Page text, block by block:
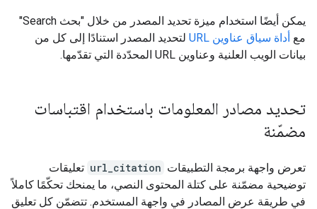
يمكن أيضًا استخدام ميزة تحديد المصدر من خلال "بحث Search"
مع أداة سياق عناوين URL
لتحديد المصدر استنادًا إلى كل من
بيانات الويب العلنية وعناوين URL المحدّدة التي تقدّمها.
تحديد مصادر المعلومات باستخدام اقتباسات
مضمّنة
تعرض واجهة برمجة التطبيقات url_citation تعليقات
توضيحية مضمّنة على كتلة المحتوى النصي، ما يمنحك تحكّمًا كاملاً
في طريقة عرض المصادر في واجهة المستخدم. تتضمّن كل تعليق